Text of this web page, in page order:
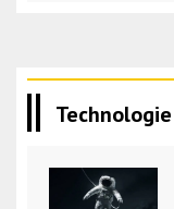
Technologie